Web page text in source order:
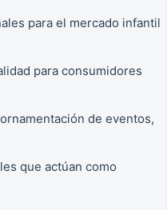
para el mercado infantil
para consumidores
de eventos,
que actúan como